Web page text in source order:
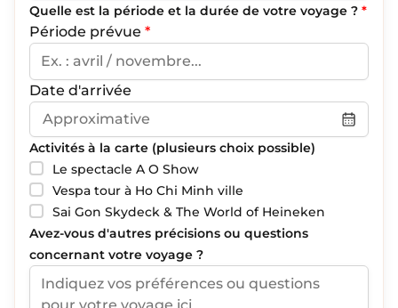
Quelle est la période et la durée de votre voyage ? *
Période prévue *
Date d'arrivée
Activités à la carte (plusieurs choix possible)
Le spectacle A O Show
Vespa tour à Ho Chi Minh ville
Sai Gon Skydeck & The World of Heineken
Avez-vous d'autres précisions ou questions
concernant votre voyage ?